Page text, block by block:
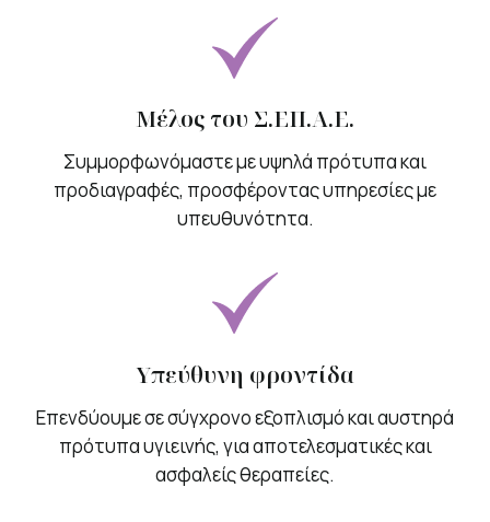
Μέλος του Σ.ΕΠ.Α.Ε.
Συμμορφωνόμαστε με υψηλά πρότυπα και
προδιαγραφές, προσφέροντας υπηρεσίες με
υπευθυνότητα.
Υπεύθυνη φροντίδα
Επενδύουμε σε σύγχρονο εξοπλισμό και αυστηρά
πρότυπα υγιεινής, για αποτελεσματικές και
ασφαλείς θεραπείες.